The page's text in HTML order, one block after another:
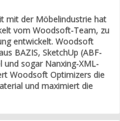
mit der Möbelindustrie hat
vom Woodsoft-Team, zu
entwickelt. Woodsoft
BAZIS, SketchUp (ABF-
und sogar Nanxing-XML-
Woodsoft Optimizers die
und maximiert die